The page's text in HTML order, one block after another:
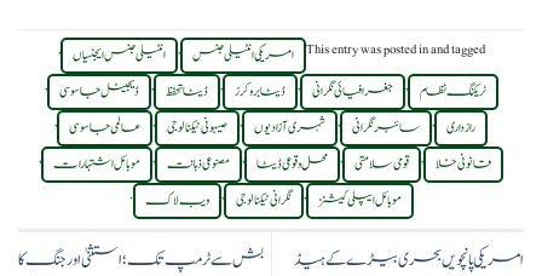
This entry was posted inand tagged امریکی انٹیلی جنس , انٹیلی جنس ایجنسیاں ,
ٹریکنگ نظام , جغرافیائی نگرانی , ڈیٹا بروکرز , ڈیٹا تحفظ , ڈیجیٹل جاسوسی ,
رازداری , سائبر نگرانی , شہری آزادیوں , صیہونی ٹیکنالوجی , عالمی جاسوسی ,
قانونی خلا , قومی سلامتی , محل وقوعی ڈیٹا , مصنوعی ذہانت , موبائل اشتہارات ,
موبائل ایپلی کیشنز , نگرانی ٹیکنالوجی , ویب لاک .
امریکی پانچویں بحری بیڑے کے ہیڈ
بش سے ٹرمپ تک؛ استثنیٰ اور جنگ کا